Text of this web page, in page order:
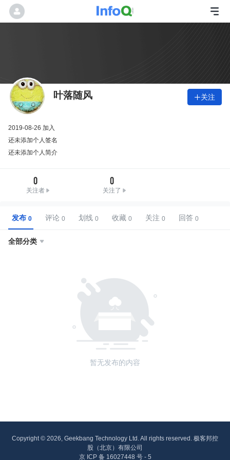
叶落随风 关注
2019-08-26 加入
还未添加个人签名
还未添加个人简介
0
关注者
0
关注了
发布 评论 划线 收藏 关注 回答
全部分类 
暂无发布的内容
Copyright © 2026, Geekbang Technology Ltd. All rights reserved. 极客邦控
股（北京）有限公司
京 ICP 备 16027448 号 - 5